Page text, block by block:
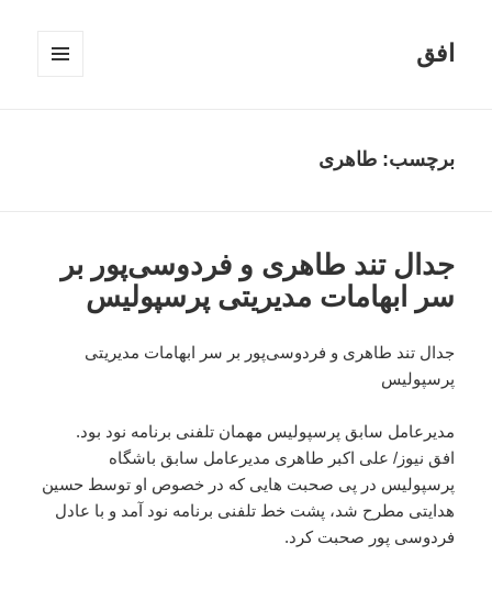
افق
برچسب:طاهری
جدال تند طاهری و فردوسی‌پور بر
سر ابهامات مدیریتی پرسپولیس
جدال تند طاهری و فردوسی‌پور بر سر ابهامات مدیریتی
پرسپولیس
مدیرعامل سابق پرسپولیس مهمان تلفنی برنامه نود بود.
افق نیوز/ علی اکبر طاهری مدیرعامل سابق باشگاه
پرسپولیس در پی صحبت هایی که در خصوص او توسط حسین
هدایتی مطرح شد، پشت خط تلفنی برنامه نود آمد و با عادل
فردوسی پور صحبت کرد.